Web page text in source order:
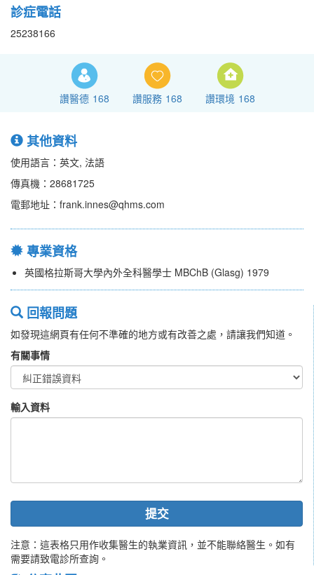
診症電話
25238166
讚醫德 168 讚服務 168 讚環境 168
其他資料
使用語言：英文, 法語
傳真機：28681725
電郵地址：frank.innes@qhms.com
專業資格
英國格拉斯哥大學內外全科醫學士 MBChB (Glasg) 1979
回報問題
如發現這網頁有任何不準確的地方或有改善之處，請讓我們知道。
有關事情
輸入資料
提交
注意：這表格只用作收集醫生的執業資訊，並不能聯絡醫生。如有
需要請致電診所查詢。